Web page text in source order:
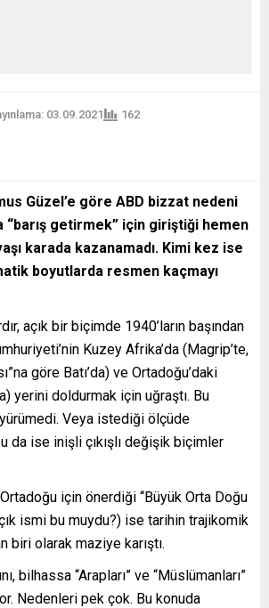
03.09.2021 162
Güzel’e göre ABD bizzat nedeni
“barış getirmek” için giriştiği hemen
karada kazanamadı. Kimi kez ise
boyutlarda resmen kaçmayı
açık bir biçimde 1940’ların başından
Kuzey Afrika’da (Magrip’te,
göre Batı’da) ve Ortadoğu’daki
yerini doldurmak için uğraştı. Bu
Veya istediği ölçüde
da ise inişli çıkışlı değişik biçimler
için önerdiği “Büyük Orta Doğu
ismi bu muydu?) ise tarihin trajikomik
biri olarak maziye karıştı.
bilhassa “Arapları” ve “Müslümanları”
Nedenleri pek çok. Bu konuda